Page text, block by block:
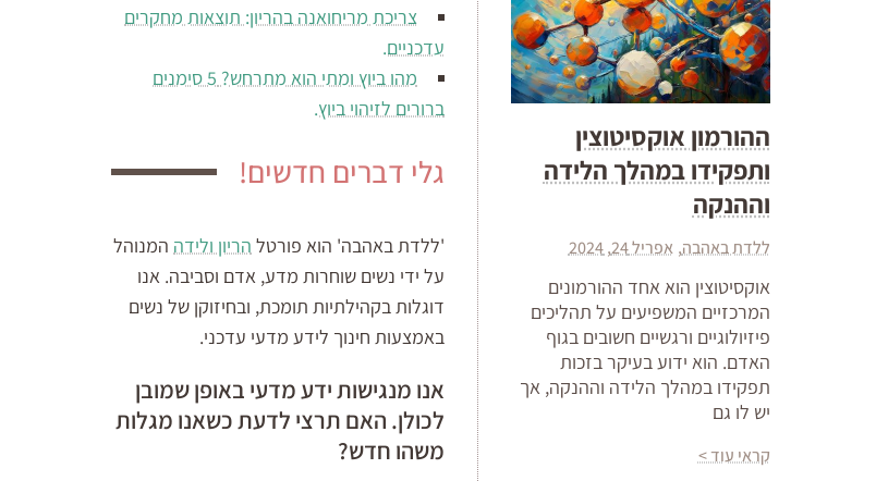
ההורמון אוקסיטוצין
ותפקידו במהלך הלידה
וההנקה
ללדת באהבה אפריל 24, 2024
אוקסיטוצין הוא אחד ההורמונים
המרכזיים המשפיעים על תהליכים
פיזיולוגיים ורגשיים חשובים בגוף
האדם. הוא ידוע בעיקר בזכות
תפקידו במהלך הלידה וההנקה, אך
יש לו גם
קראי עוד >
צריכת מריחואנה בהריון: תוצאות מחקרים
עדכניים.
מהו ביוץ ומתי הוא מתרחש? 5 סימנים
ברורים לזיהוי ביוץ.
גלי דברים חדשים!
'ללדת באהבה' הוא פורטל הריון ולידה המנוהל
על ידי נשים שוחרות מדע, אדם וסביבה. אנו
דוגלות בקהילתיות תומכת, ובחיזוקן של נשים
באמצעות חינוך לידע מדעי עדכני.
אנו מנגישות ידע מדעי באופן שמובן
לכולן. האם תרצי לדעת כשאנו מגלות
משהו חדש?